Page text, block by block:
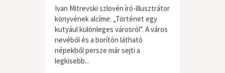
Ivan Mitrevski szlovén író-illusztrátor
könyvének alcíme: „Történet egy
kutyául különleges városról”. A város
nevéből és a borítón látható
népekből persze már sejti a
legkisebb...